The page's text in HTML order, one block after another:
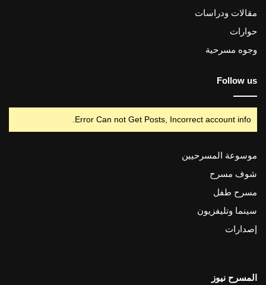
مقالات ودراسات
حوارات
وجوه مسرحية
Follow us
Error Can not Get Posts, Incorrect account info.
موسوعة المسرحيين
شوف مسرح
مسرح طفل
سينما وتليفزيون
إصدارات
المسرح نيوز